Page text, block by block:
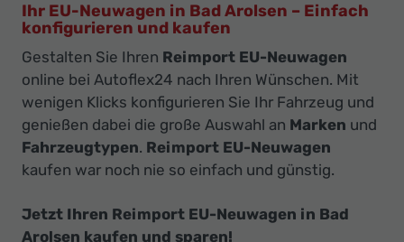
Ihr EU-Neuwagen in Bad Arolsen – Einfach
konfigurieren und kaufen
Gestalten Sie Ihren Reimport EU-Neuwagen
online bei Autoflex24 nach Ihren Wünschen. Mit
wenigen Klicks konfigurieren Sie Ihr Fahrzeug und
genießen dabei die große Auswahl an Marken und
Fahrzeugtypen. Reimport EU-Neuwagen
kaufen war noch nie so einfach und günstig.
Jetzt Ihren Reimport EU-Neuwagen in Bad
Arolsen kaufen und sparen!